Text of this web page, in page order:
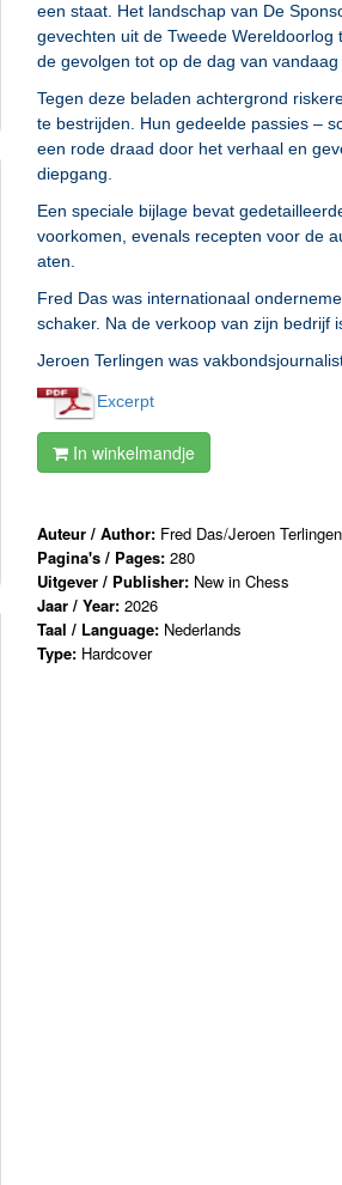
een staat. Het landschap van De
gevechten uit de Tweede
de gevolgen tot op de dag van vandaag
Tegen deze beladen achtergrond
te bestrijden. Hun gedeelde passies –
een rode draad door het verhaal en
diepgang.
Een speciale bijlage bevat
voorkomen, evenals recepten voor de
aten.
Fred Das was internationaal
schaker. Na de verkoop van zijn bedrijf
Jeroen Terlingen was
Excerpt
In winkelmandje
Auteur / Author: Fred Das/Jeroen Terlingen
Pagina's / Pages: 280
Uitgever / Publisher: New in Chess
Jaar / Year: 2026
Taal / Language: Nederlands
Type: Hardcover